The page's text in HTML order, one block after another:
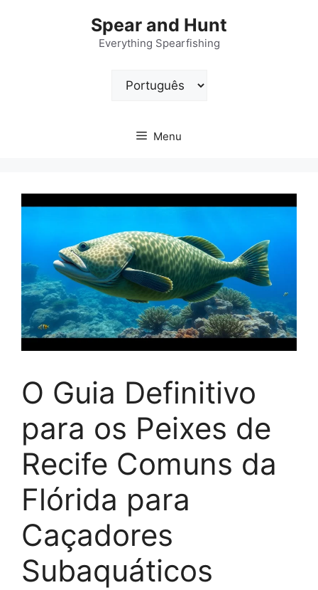
Spear and Hunt
Everything Spearfishing
Escolha
Menu
O Guia Definitivo
para os Peixes de
Recife Comuns da
Flórida para
Caçadores
Subaquáticos